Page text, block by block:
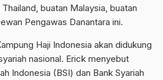
buatan Malaysia, buatan
Pengawas Danantara ini.
Haji Indonesia akan didukung
nasional. Erick menyebut
Indonesia (BSI) dan Bank Syariah